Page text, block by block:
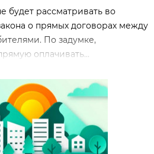
будет рассматривать во
о прямых договорах между
По задумке,
оплачивать...